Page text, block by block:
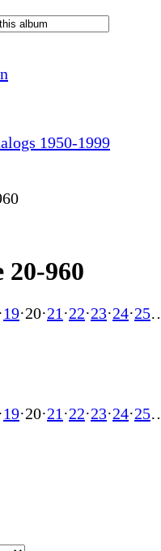
1950-1999
20-960
·19·20·21 ·22·23·24·25
·19·20·21 ·22·23·24·25